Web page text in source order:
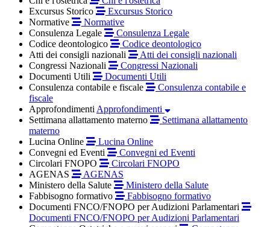
Excursus Storico
Excursus Storico
Normative
Normative
Consulenza Legale
Consulenza Legale
Codice deontologico
Codice deontologico
Atti dei consigli nazionali
Atti dei consigli nazionali
Congressi Nazionali
Congressi Nazionali
Documenti Utili
Documenti Utili
Consulenza contabile e fiscale
Consulenza contabile e
fiscale
Approfondimenti Approfondimenti
Settimana allattamento materno
Settimana allattamento
materno
Lucina Online
Lucina Online
Convegni ed Eventi
Convegni ed Eventi
Circolari FNOPO
Circolari FNOPO
AGENAS
AGENAS
Ministero della Salute
Ministero della Salute
Fabbisogno formativo
Fabbisogno formativo
Documenti FNCO/FNOPO per Audizioni Parlamentari
Documenti FNCO/FNOPO per Audizioni Parlamentari